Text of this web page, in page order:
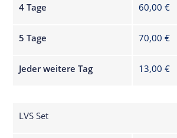
4 Tage
5 Tage
Jeder weitere Tag
60,00 €
70,00 €
13,00 €
LVS Set